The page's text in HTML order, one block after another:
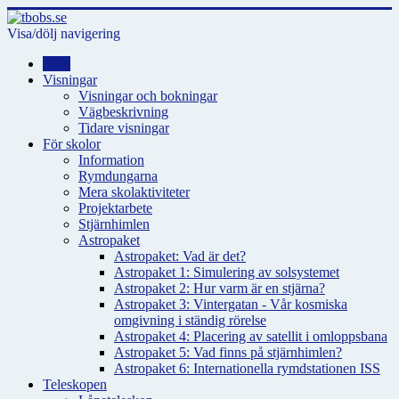
Visa/dölj navigering
Visningar
Visningar och bokningar
Vägbeskrivning
Tidare visningar
För skolor
Information
Rymdungarna
Mera skolaktiviteter
Projektarbete
Stjärnhimlen
Astropaket
Astropaket: Vad är det?
Astropaket 1: Simulering av solsystemet
Astropaket 2: Hur varm är en stjärna?
Astropaket 3: Vintergatan - Vår kosmiska
omgivning i ständig rörelse
Astropaket 4: Placering av satellit i omloppsbana
Astropaket 5: Vad finns på stjärnhimlen?
Astropaket 6: Internationella rymdstationen ISS
Teleskopen